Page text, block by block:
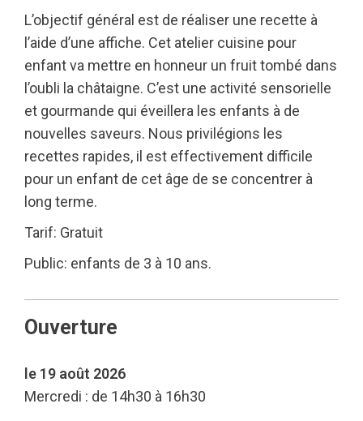
L’objectif général est de réaliser une recette à
l’aide d’une affiche. Cet atelier cuisine pour
enfant va mettre en honneur un fruit tombé dans
l’oubli la châtaigne. C’est une activité sensorielle
et gourmande qui éveillera les enfants à de
nouvelles saveurs. Nous privilégions les
recettes rapides, il est effectivement difficile
pour un enfant de cet âge de se concentrer à
long terme.
Tarif: Gratuit
Public: enfants de 3 à 10 ans.
Ouverture
le 19 août 2026
Mercredi : de 14h30 à 16h30